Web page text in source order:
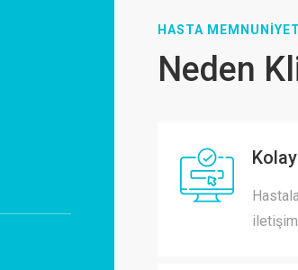
HASTA
Neden
iletişim